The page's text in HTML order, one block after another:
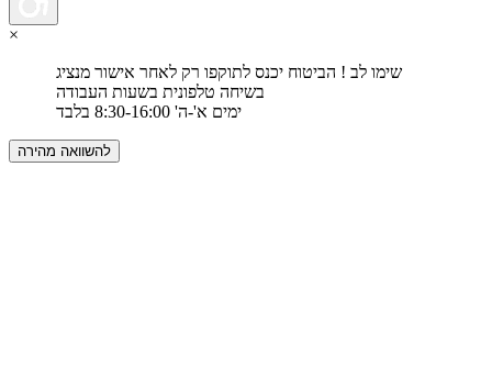
×
שימו לב ! הביטוח יכנס לתוקפו רק לאחר אישור מנציג
בשיחה טלפונית בשעות העבודה
ימים א'-ה' 8:30-16:00 בלבד
להשוואה מהירה